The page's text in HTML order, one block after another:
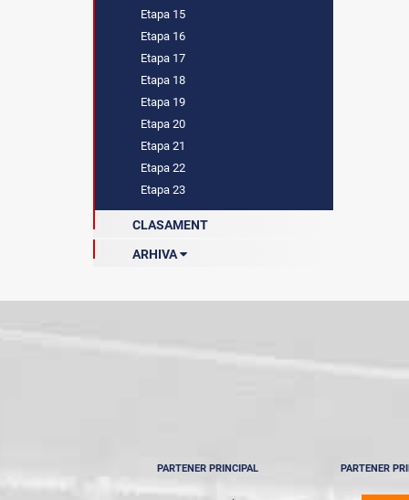
Etapa 15
Etapa 16
Etapa 17
Etapa 18
Etapa 19
Etapa 20
Etapa 21
Etapa 22
Etapa 23
CLASAMENT
ARHIVA
PARTENER PRINCIPAL PARTENER